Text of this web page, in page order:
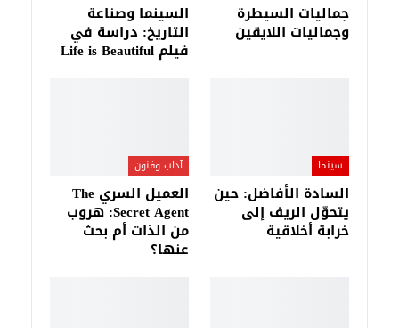
جماليات السيطرة
وجماليات اللايقين
السينما وصناعة
التاريخ: دراسة في
فيلم Life is Beautiful
سينما
السادة الأفاضل: حين
يتحوّل الريف إلى
خرابة أخلاقية
آداب وفنون
العميل السري The
Secret Agent: هروب
من الذات أم بحث
عنها؟